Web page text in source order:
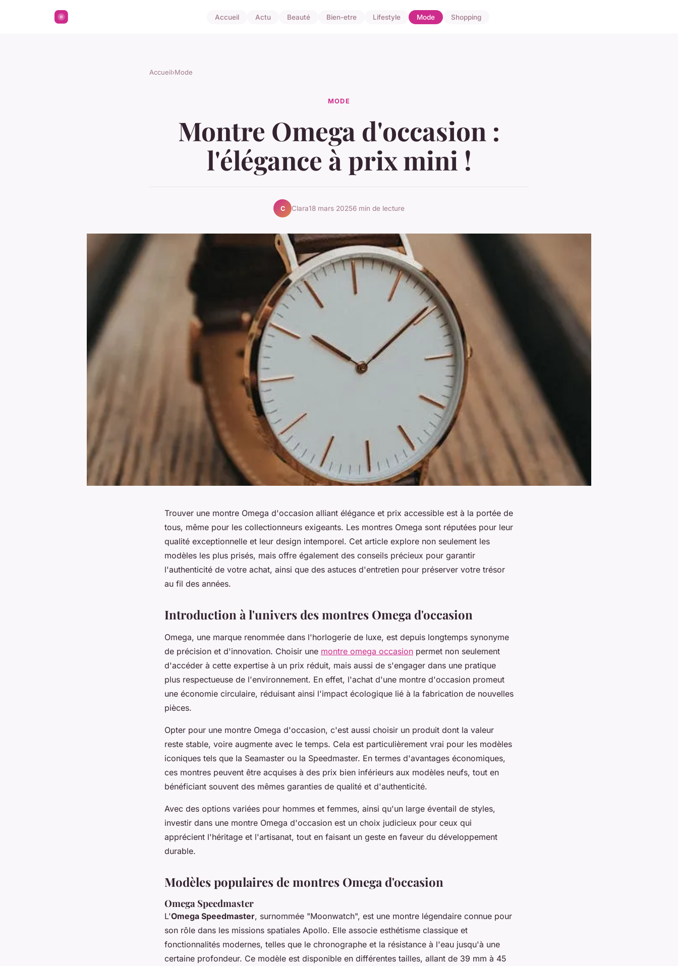
Accueil Actu Beauté Bien-etre Lifestyle Mode Shopping
Accueil›Mode
MODE
Montre Omega d'occasion :
l'élégance à prix mini !
C Clara18 mars 20256 min de lecture
Trouver une montre Omega d'occasion alliant élégance et prix accessible est à la portée de
tous, même pour les collectionneurs exigeants. Les montres Omega sont réputées pour leur
qualité exceptionnelle et leur design intemporel. Cet article explore non seulement les
modèles les plus prisés, mais offre également des conseils précieux pour garantir
l'authenticité de votre achat, ainsi que des astuces d'entretien pour préserver votre trésor
au fil des années.
Introduction à l'univers des montres Omega d'occasion
Omega, une marque renommée dans l'horlogerie de luxe, est depuis longtemps synonyme
de précision et d'innovation. Choisir une montre omega occasion permet non seulement
d'accéder à cette expertise à un prix réduit, mais aussi de s'engager dans une pratique
plus respectueuse de l'environnement. En effet, l'achat d'une montre d'occasion promeut
une économie circulaire, réduisant ainsi l'impact écologique lié à la fabrication de nouvelles
pièces.
Opter pour une montre Omega d'occasion, c'est aussi choisir un produit dont la valeur
reste stable, voire augmente avec le temps. Cela est particulièrement vrai pour les modèles
iconiques tels que la Seamaster ou la Speedmaster. En termes d'avantages économiques,
ces montres peuvent être acquises à des prix bien inférieurs aux modèles neufs, tout en
bénéficiant souvent des mêmes garanties de qualité et d'authenticité.
Avec des options variées pour hommes et femmes, ainsi qu'un large éventail de styles,
investir dans une montre Omega d'occasion est un choix judicieux pour ceux qui
apprécient l'héritage et l'artisanat, tout en faisant un geste en faveur du développement
durable.
Modèles populaires de montres Omega d'occasion
Omega Speedmaster
L'Omega Speedmaster, surnommée "Moonwatch", est une montre légendaire connue pour
son rôle dans les missions spatiales Apollo. Elle associe esthétisme classique et
fonctionnalités modernes, telles que le chronographe et la résistance à l'eau jusqu'à une
certaine profondeur. Ce modèle est disponible en différentes tailles, allant de 39 mm à 45